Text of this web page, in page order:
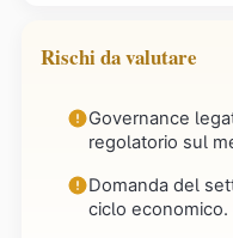
Rischi da valutare
Governance
regolatorio sul
Domanda del
ciclo economico.